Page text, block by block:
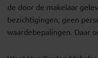
de door de makelaar
bezichtigingen, geen
waardebepalingen. Daar